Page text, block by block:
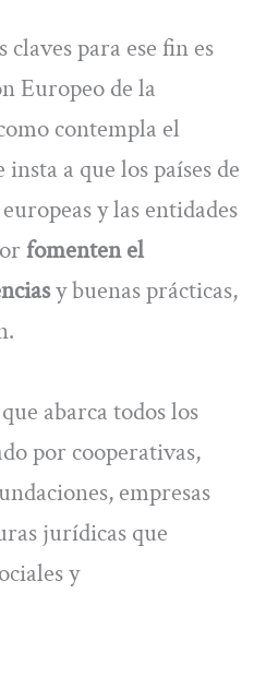
para ese fin es
Europeo de la
contempla el
a que los países de
y las entidades
fomenten el
y buenas prácticas,
abarca todos los
por cooperativas,
empresas
jurídicas que
y